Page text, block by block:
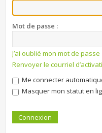
Mot de passe :
J’ai oublié mon mot de passe
Renvoyer le courriel
Me connecter
Masquer mon statut en